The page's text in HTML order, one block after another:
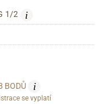
1/2 i
BODŮ i
se vyplatí